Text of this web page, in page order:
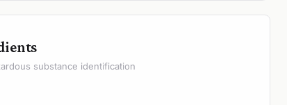
substance identification